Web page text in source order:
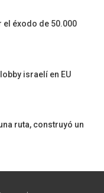
éxodo de 50.000
israelí en EU
ruta, construyó un